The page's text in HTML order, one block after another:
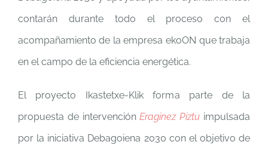
contarán durante todo el proceso con el
acompañamiento de la empresa ekoON que trabaja
en el campo de la eficiencia energética.
El proyecto Ikastetxe-Klik forma parte de la
propuesta de intervenciónEraginez Piztu impulsada
por la iniciativa Debagoiena 2030 con el objetivo de